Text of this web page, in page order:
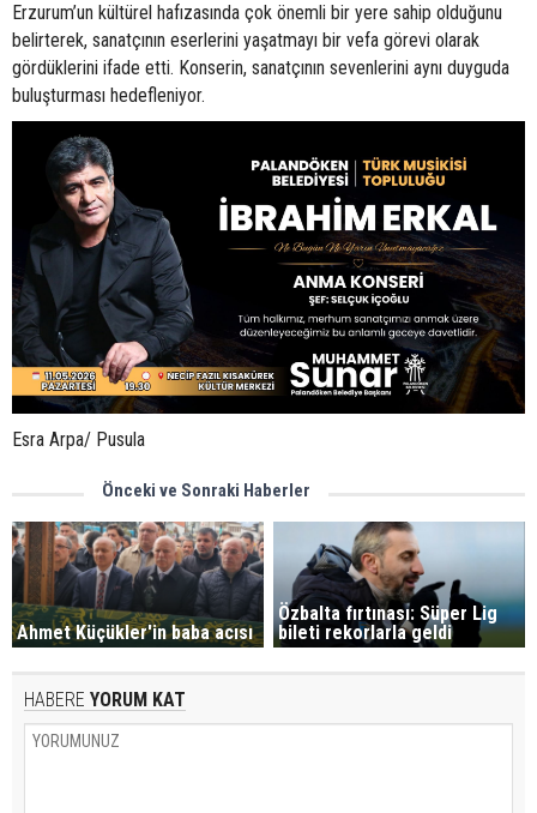
Erzurum’un kültürel hafızasında çok önemli bir yere sahip olduğunu
belirterek, sanatçının eserlerini yaşatmayı bir vefa görevi olarak
gördüklerini ifade etti. Konserin, sanatçının sevenlerini aynı duyguda
buluşturması hedefleniyor.
Esra Arpa/ Pusula
Önceki ve Sonraki Haberler
Ahmet Küçükler'in baba acısı
Özbalta fırtınası: Süper Lig
bileti rekorlarla geldi
HABERE YORUM KAT